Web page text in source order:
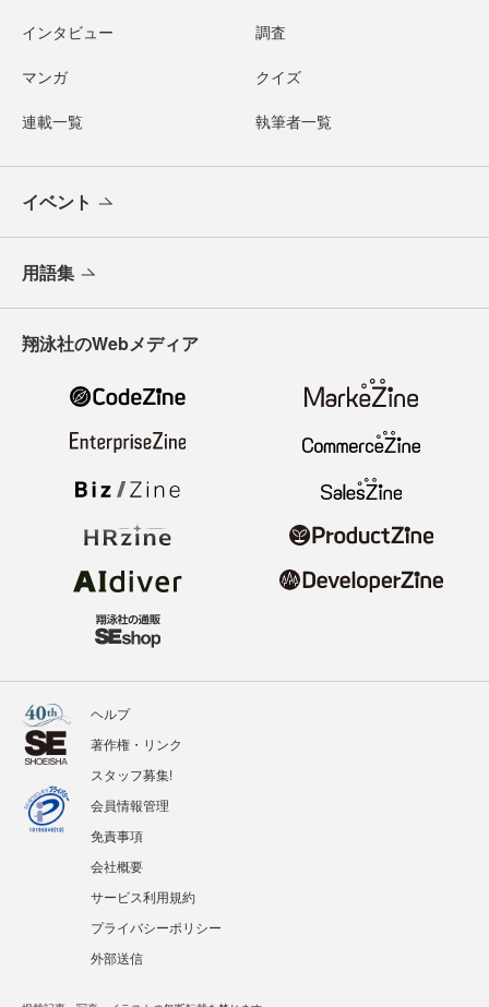
インタビュー 調査
マンガ クイズ
連載一覧 執筆者一覧
イベント
用語集
翔泳社のWebメディア
ヘルプ
著作権・リンク
スタッフ募集!
会員情報管理
免責事項
会社概要
サービス利用規約
プライバシーポリシー
外部送信